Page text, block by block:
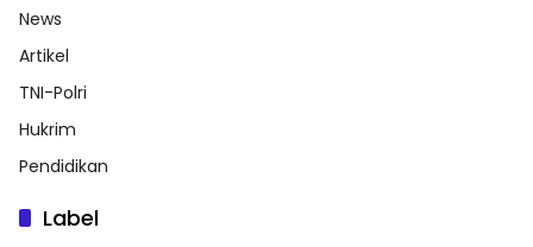
News
Artikel
TNI-Polri
Hukrim
Pendidikan
Label